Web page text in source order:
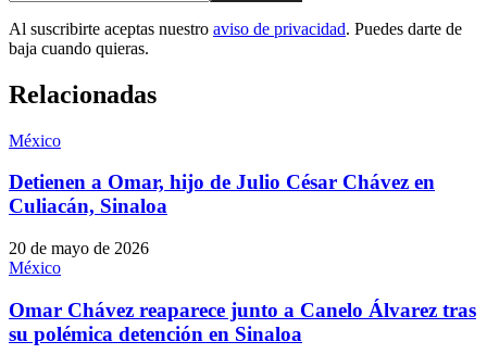
Al suscribirte aceptas nuestro aviso de privacidad. Puedes darte de
baja cuando quieras.
Relacionadas
México
Detienen a Omar, hijo de Julio César Chávez en
Culiacán, Sinaloa
20 de mayo de 2026
México
Omar Chávez reaparece junto a Canelo Álvarez tras
su polémica detención en Sinaloa